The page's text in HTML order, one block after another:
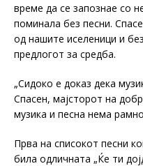
време да се запознае со
поминала без песни.
од нашите иселеници и
предлогот за средба.
„Сидоко е доказ дека
Спасен, мајсторот на
музика и песна нема
Прва на списокот песни
била одличната „Ќе ти